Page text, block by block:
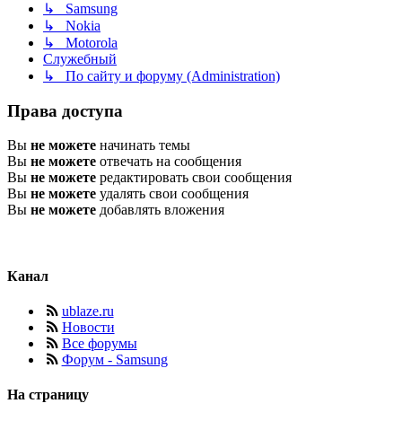
↳ Samsung
↳ Nokia
↳ Motorola
Служебный
↳ По сайту и форуму (Administration)
Права доступа
Вы не можете начинать темы
Вы не можете отвечать на сообщения
Вы не можете редактировать свои сообщения
Вы не можете удалять свои сообщения
Вы не можете добавлять вложения
Канал
ublaze.ru
Новости
Все форумы
Форум - Samsung
На страницу